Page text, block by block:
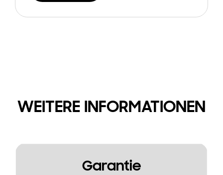
WEITERE INFORMATIONEN
Garantie